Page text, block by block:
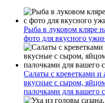
Рыба в луковом кляре
фото для вкусного
Салаты с креветками и
вкусные с сыром,
палочками для вашего